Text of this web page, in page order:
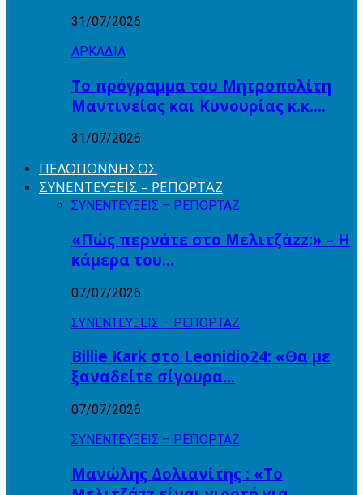
31/07/2026
ΑΡΚΑΔΙΑ
Το πρόγραμμα του Μητροπολίτη
Μαντινείας και Κυνουρίας κ.κ….
31/07/2026
ΠΕΛΟΠΟΝΝΗΣΟΣ
ΣΥΝΕΝΤΕΥΞΕΙΣ – ΡΕΠΟΡΤΑΖ
ΣΥΝΕΝΤΕΥΞΕΙΣ – ΡΕΠΟΡΤΑΖ
«Πώς περνάτε στο Μελιτζάzz;» – Η
κάμερα του…
07/07/2026
ΣΥΝΕΝΤΕΥΞΕΙΣ – ΡΕΠΟΡΤΑΖ
Billie Kark στο Leonidio24: «Θα με
ξαναδείτε σίγουρα…
07/07/2026
ΣΥΝΕΝΤΕΥΞΕΙΣ – ΡΕΠΟΡΤΑΖ
Μανώλης Δολιανίτης : «Το